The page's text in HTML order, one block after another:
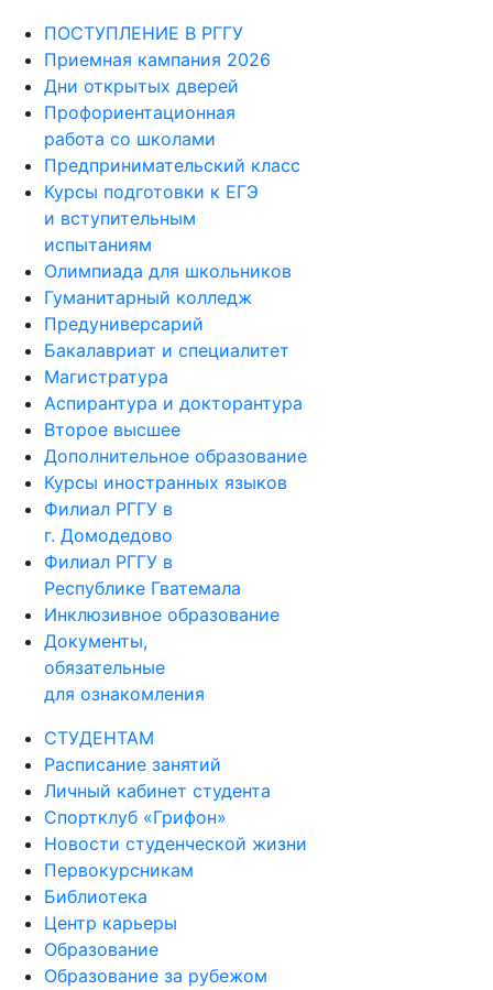
ПОСТУПЛЕНИЕ В РГГУ
Приемная кампания 2026
Дни открытых дверей
Профориентационная
работа со школами
Предпринимательский класс
Курсы подготовки к ЕГЭ
и вступительным
испытаниям
Олимпиада для школьников
Гуманитарный колледж
Предуниверсарий
Бакалавриат и специалитет
Магистратура
Аспирантура и докторантура
Второе высшее
Дополнительное образование
Курсы иностранных языков
Филиал РГГУ в
г. Домодедово
Филиал РГГУ в
Республике Гватемала
Инклюзивное образование
Документы,
обязательные
для ознакомления
СТУДЕНТАМ
Расписание занятий
Личный кабинет студента
Спортклуб «Грифон»
Новости студенческой жизни
Первокурсникам
Библиотека
Центр карьеры
Образование
Образование за рубежом